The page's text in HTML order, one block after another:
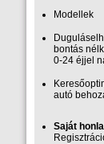
Modellek
bontás
0-24 éjjel
autó
Saját